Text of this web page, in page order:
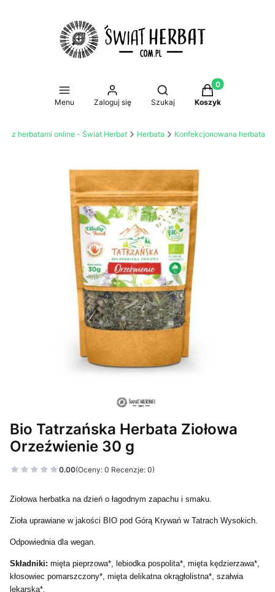
Menu Zaloguj się
Otwórz wyszukiwarkę
Szukaj
Produkty w
Koszyk
z herbatami online - Świat Herbat Herbata Konfekcjonowana herbata
Bio Tatrzańska Herbata Ziołowa
Orzeźwienie 30 g
0.00(Oceny: 0 Recenzje: 0)
Ziołowa herbatka na dzień o łagodnym zapachu i smaku.
Zioła uprawiane w jakości BIO pod Górą Krywań w Tatrach Wysokich.
Odpowiednia dla wegan.
Składniki: mięta pieprzowa*, lebiodka pospolita*, mięta kędzierzawa*,
kłosowiec pomarszczony*, mięta delikatna okrągłolistna*, szałwia
lekarska*.